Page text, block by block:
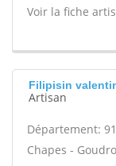
Voir la fiche
Filipisin
Artisan
Département: 91
Chapes -